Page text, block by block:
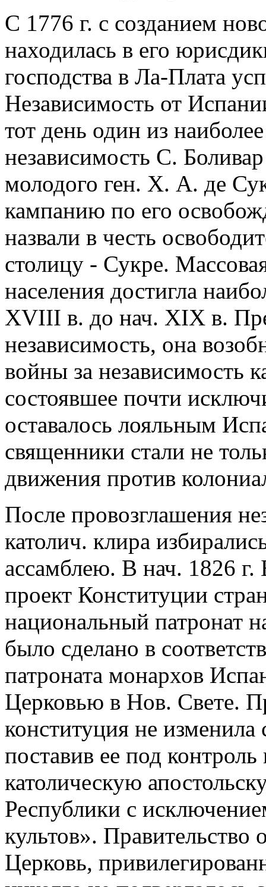
С 1776 г. с созданием
находилась в его
господства в Ла-Плата
Независимость от
тот день один из
независимость С.
молодого ген. Х. А. де
кампанию по его
назвали в честь
столицу - Сукре.
населения достигла
XVIII в. до нач. XIX в.
независимость, она
войны за независимость
состоявшее почти
оставалось лояльным
священники стали не
движения против
После провозглашения
католич. клира
ассамблею. В нач. 1826 г.
проект Конституции
национальный патронат
было сделано в
патроната монархов
Церковью в Нов. Свете.
конституция не изменила
поставив ее под
католическую
Республики с
культов». Правительство
Церковь,